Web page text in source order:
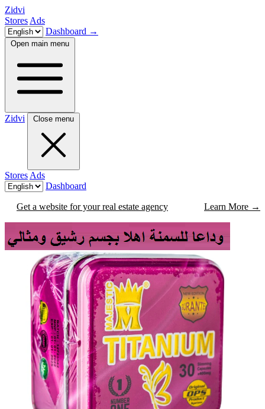
Zidvi
Stores Ads
Dashboard →
Open main menu
Zidvi Close menu
Stores Ads
Dashboard
Get a website for your real estate agency Learn More →